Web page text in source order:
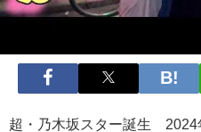
超・乃木坂スター誕生 2024